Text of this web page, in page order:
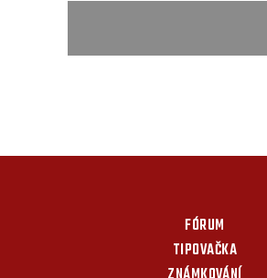
FÓRUM
TIPOVAČKA